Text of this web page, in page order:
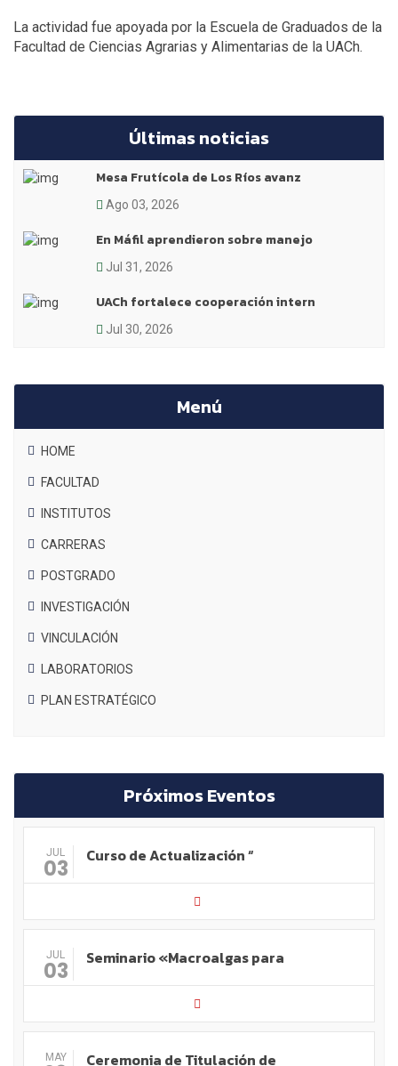
La actividad fue apoyada por la Escuela de Graduados de la
Facultad de Ciencias Agrarias y Alimentarias de la UACh.
Últimas noticias
Mesa Frutícola de Los Ríos avanz
Ago 03, 2026
En Máfil aprendieron sobre manejo
Jul 31, 2026
UACh fortalece cooperación intern
Jul 30, 2026
Menú
HOME
FACULTAD
INSTITUTOS
CARRERAS
POSTGRADO
INVESTIGACIÓN
VINCULACIÓN
LABORATORIOS
PLAN ESTRATÉGICO
Próximos Eventos
JUL
03 Curso de Actualización “
JUL
03 Seminario «Macroalgas para
MAY Ceremonia de Titulación de